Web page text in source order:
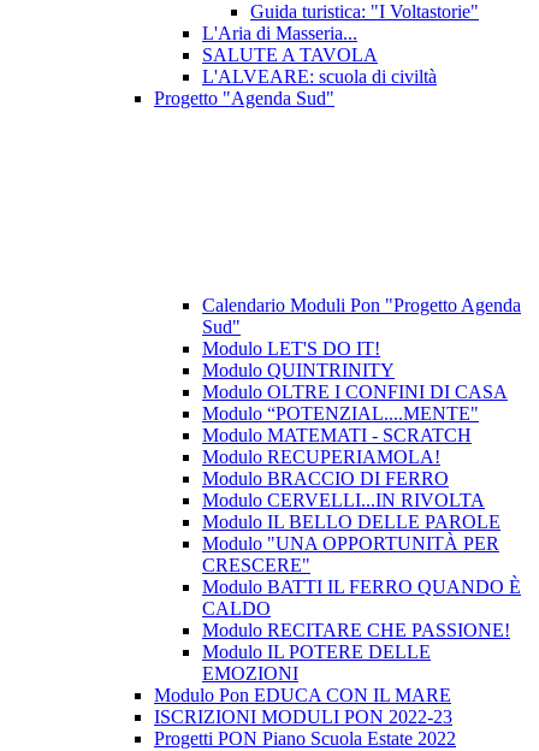
Guida turistica: "I Voltastorie"
L'Aria di Masseria...
SALUTE A TAVOLA
L'ALVEARE: scuola di civiltà
Progetto "Agenda Sud"
Calendario Moduli Pon "Progetto Agenda
Sud"
Modulo LET'S DO IT!
Modulo QUINTRINITY
Modulo OLTRE I CONFINI DI CASA
Modulo “POTENZIAL....MENTE"
Modulo MATEMATI - SCRATCH
Modulo RECUPERIAMOLA!
Modulo BRACCIO DI FERRO
Modulo CERVELLI...IN RIVOLTA
Modulo IL BELLO DELLE PAROLE
Modulo "UNA OPPORTUNITÀ PER
CRESCERE"
Modulo BATTI IL FERRO QUANDO È
CALDO
Modulo RECITARE CHE PASSIONE!
Modulo IL POTERE DELLE
EMOZIONI
Modulo Pon EDUCA CON IL MARE
ISCRIZIONI MODULI PON 2022-23
Progetti PON Piano Scuola Estate 2022